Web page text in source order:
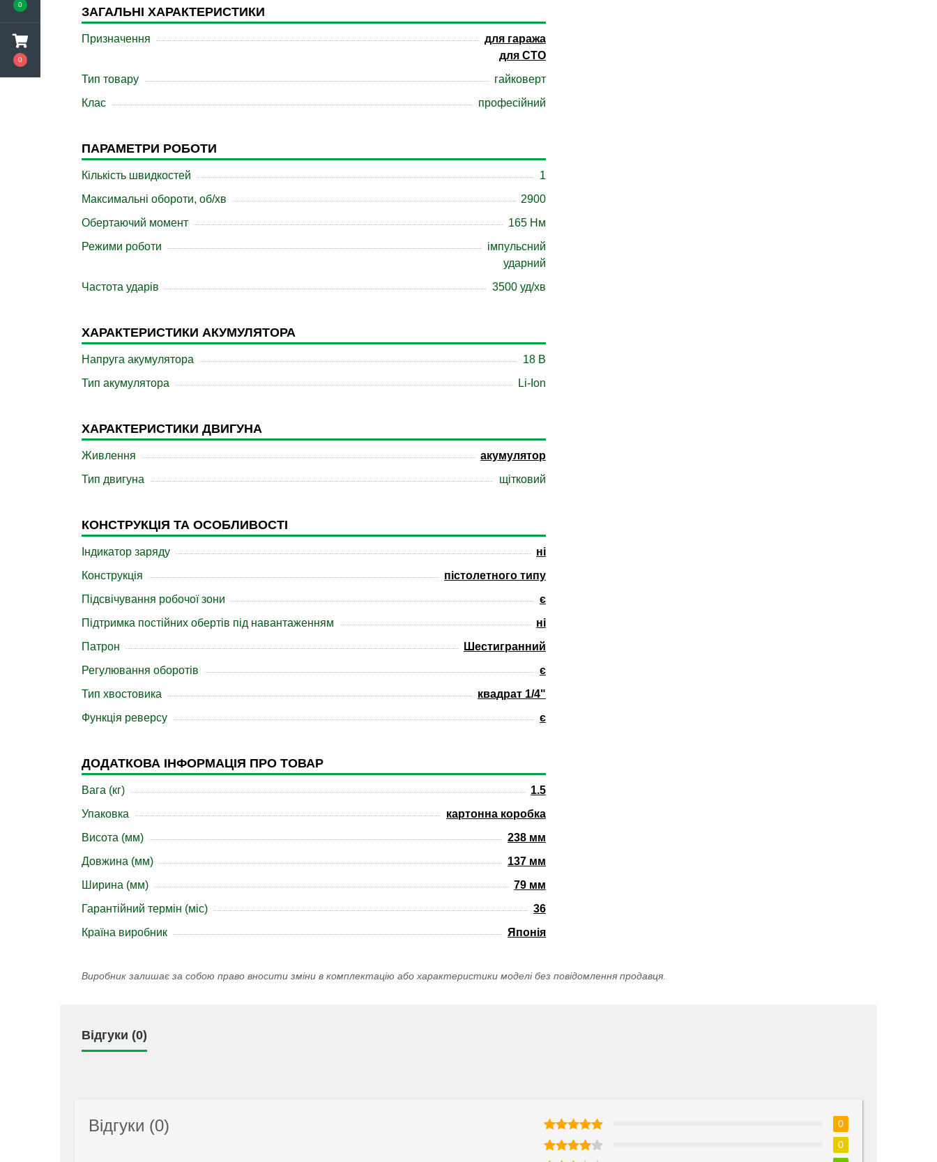
0
0
ЗАГАЛЬНІ ХАРАКТЕРИСТИКИ
Призначення
для гаража
для СТО
Тип товару
гайковерт
Клас
професійний
ПАРАМЕТРИ РОБОТИ
Кількість швидкостей
1
Максимальні обороти, об/хв
2900
Обертаючий момент
165 Нм
Режими роботи
імпульсний
ударний
Частота ударів
3500 уд/хв
ХАРАКТЕРИСТИКИ АКУМУЛЯТОРА
Напруга акумулятора
18 B
Тип акумулятора
Li-Ion
ХАРАКТЕРИСТИКИ ДВИГУНА
Живлення
акумулятор
Тип двигуна
щітковий
КОНСТРУКЦІЯ ТА ОСОБЛИВОСТІ
Індикатор заряду
ні
Конструкція
пістолетного типу
Підсвічування робочої зони
є
Підтримка постійних обертів під навантаженням
ні
Патрон
Шестигранний
Регулювання оборотів
є
Тип хвостовика
квадрат 1/4"
Функція реверсу
є
ДОДАТКОВА ІНФОРМАЦІЯ ПРО ТОВАР
Вага (кг)
1.5
Упаковка
картонна коробка
Висота (мм)
238 мм
Довжина (мм)
137 мм
Ширина (мм)
79 мм
Гарантійний термін (міс)
36
Країна виробник
Японія
Виробник залишає за собою право вносити зміни в комплектацію або характеристики моделі без повідомлення продавця.
Відгуки (0)
Відгуки (0)
0
0